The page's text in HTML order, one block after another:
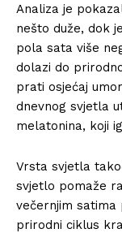
Analiza je
nešto duže, dok
pola sata više
dolazi do
prati osjećaj
dnevnog svjetla
melatonina, koji
Vrsta svjetla
svjetlo pomaže
večernjim satima
prirodni ciklus